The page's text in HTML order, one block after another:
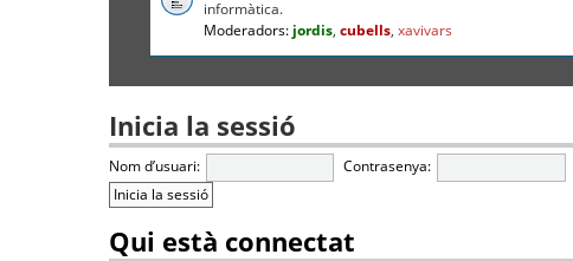
informàtica.
Moderadors: jordis, cubells, xavivars
Inicia la sessió
Nom d’usuari: Contrasenya:
Qui està connectat